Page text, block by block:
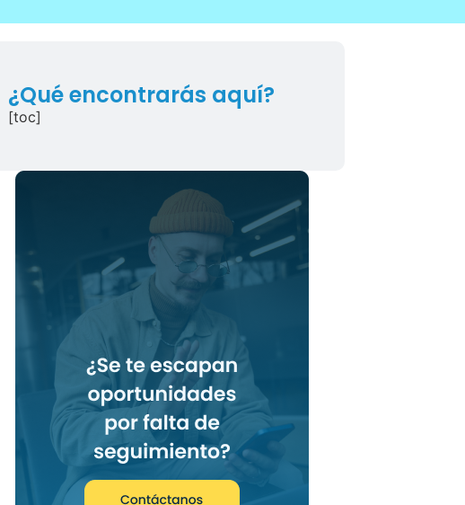
¿Qué encontrarás aquí?
[toc]